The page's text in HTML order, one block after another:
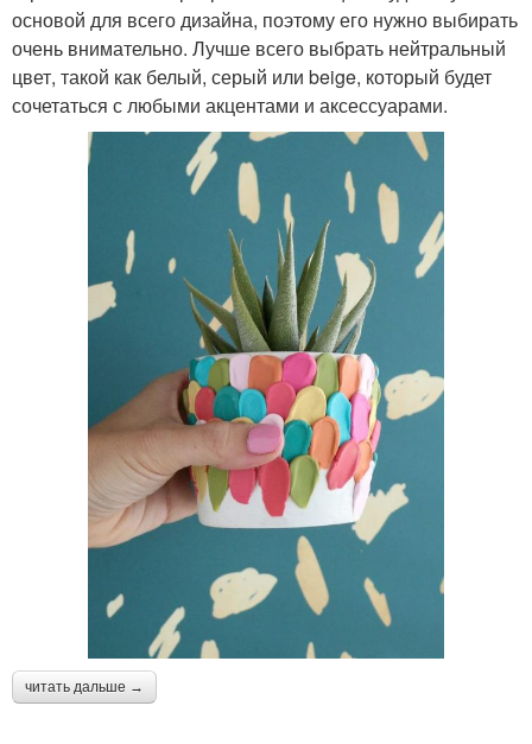
основой для всего дизайна, поэтому его нужно выбирать
очень внимательно. Лучше всего выбрать нейтральный
цвет, такой как белый, серый или beige, который будет
сочетаться с любыми акцентами и аксессуарами.
читать дальше →